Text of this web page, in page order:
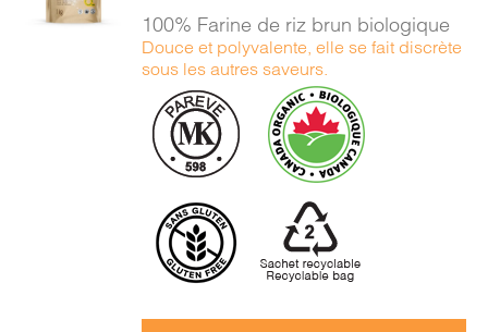
/
100% Farine de riz brun biologique
Douce et polyvalente, elle se fait discrète
sous les autres saveurs.